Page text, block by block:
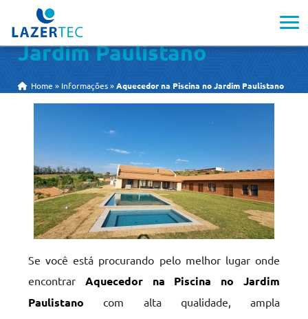
Aquecedor na Piscina no
Jardim Paulistano
Home » Informações »Aquecedor na Piscina no Jardim Paulistano
Se você está procurando pelo melhor lugar onde
encontrar Aquecedor na Piscina no Jardim
Paulistano com alta qualidade, ampla